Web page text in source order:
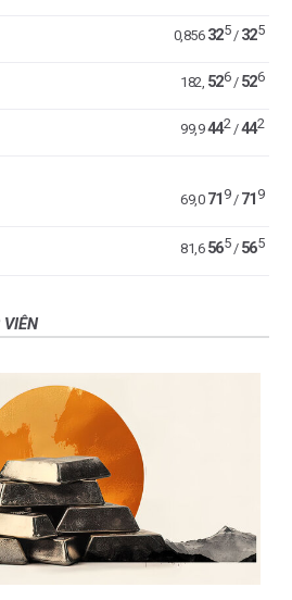
0,856 325/ 325
182, 526/ 526
99,9 442/442
69,0 71 9/ 71 9
81,6 565/ 565